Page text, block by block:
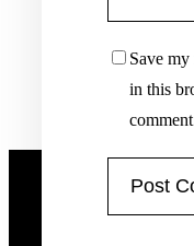
Save
in this